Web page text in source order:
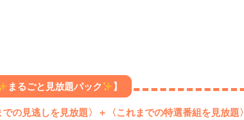
まるごと見放題パック
】
での見逃しを見放題〉＋〈これまでの特選番組を見放題〉